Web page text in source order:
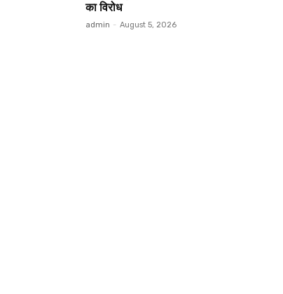
का विरोध
admin - August 5, 2026